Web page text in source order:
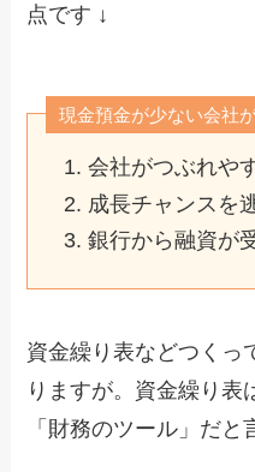
点です ↓
現金預金が少ない会社
会社がつぶれや
成長チャンスを
銀行から融資が
資金繰り表などつくっ
りますが。資金繰り表
「財務のツール」だと